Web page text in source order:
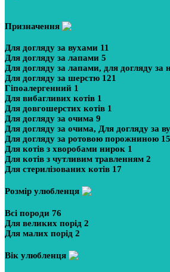
Призначення
Для догляду за вухами 11
Для догляду за лапами 5
Для догляду за лапами, для догляду за
Для догляду за шерстю 121
Гіпоалергенний 1
Для вибагливих котів 1
Для довгошерстих котів 1
Для догляду за очима 9
Для догляду за очима, Для догляду за
Для догляду за ротовою порожниною 15
Для котів з хворобами нирок 1
Для котів з чутливим травленням 2
Для стерилізованих котів 17
Розмір улюбленця
Всі породи 76
Для великих порід 2
Для малих порід 2
Вік улюбленця